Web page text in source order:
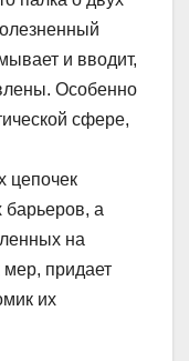
и вводит,
Особенно
сфере,
цепочек
барьеров, а
на
мер, придает
их